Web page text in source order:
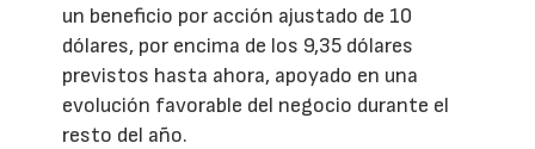
un beneficio por acción ajustado de 10
dólares, por encima de los 9,35 dólares
previstos hasta ahora, apoyado en una
evolución favorable del negocio durante el
resto del año.